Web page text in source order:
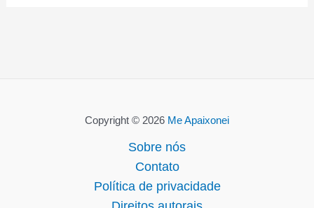
Copyright © 2026 Me Apaixonei
Sobre nós
Contato
Política de privacidade